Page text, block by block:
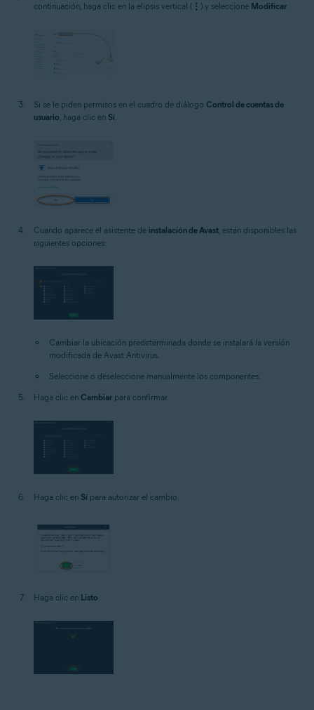
continuación, haga clic en la elipsis vertical ( ⋮ ) y seleccione Modificar.
Si se le piden permisos en el cuadro de diálogo Control de cuentas de
usuario , haga clic en Sí
Cuando aparece el asistente de instalación de Avast , están disponibles las
siguientes opciones:
Cambiar la ubicación predeterminada donde se instalará la versión
modificada de Avast Antivirus.
Seleccione o deseleccione manualmente los componentes.
Haga clic en Cambiar para confirmar.
Haga clic en Sí para autorizar el cambio.
Haga clic en Listo.